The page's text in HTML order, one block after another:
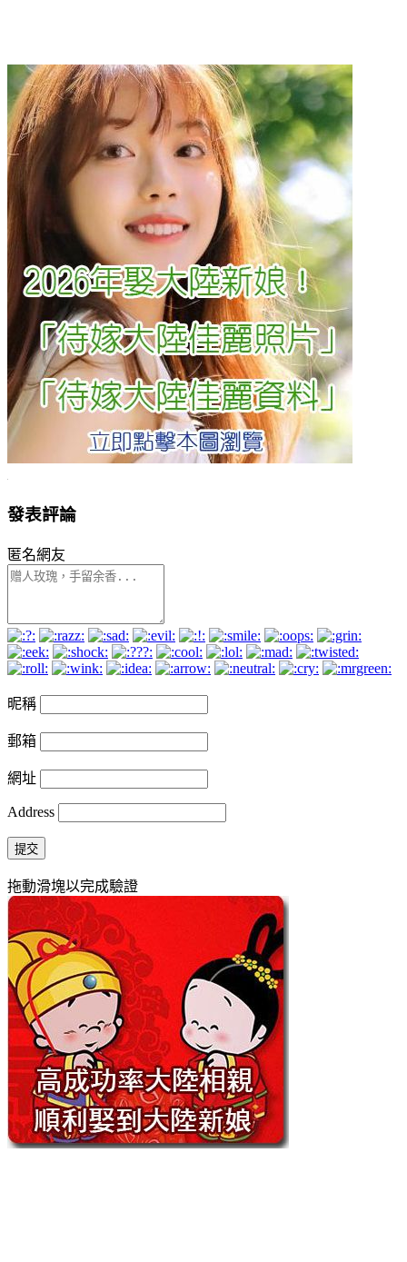
發表評論
匿名網友
昵稱
郵箱
網址
Address
提交
拖動滑塊以完成驗證